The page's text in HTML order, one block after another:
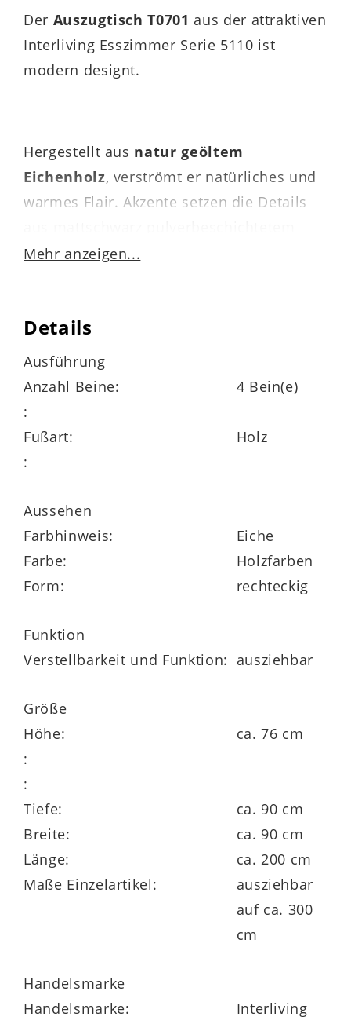
Der Auszugtisch T0701 aus der attraktiven
Interliving Esszimmer Serie 5110 ist
modern designt.
Hergestellt aus natur geöltem
Eichenholz, verströmt er natürliches und
warmes Flair. Akzente setzen die Details
Metall. Auch qualitativ weiß der
und langlebig.
der Funktionstisch von ca. 180 bis 280 cm
ausziehbar. Somit können Sie ihn bei
Bedarf im Handumdrehen verlängern –
etwa wenn Sie Gäste zum gemeinsamen
sich die Maße des Esstisches auf ca. 200 –
300 x 76 x 90 cm (BxHxT).
ein umfangreiches Esszimmerprogramm,
das den Tisch mit und ohne
auch aus Massivholz umfasst. Was das
passende Stühle erhältlich.
Mehr anzeigen...
Details
Ausführung
Anzahl Beine:
4 Bein(e)
:
Fußart:
Holz
:
Aussehen
Farbhinweis:
Eiche
Farbe:
Holzfarben
Form:
rechteckig
Funktion
Verstellbarkeit und Funktion: ausziehbar
Größe
Höhe:
ca. 76 cm
:
:
Tiefe:
ca. 90 cm
Breite:
ca. 90 cm
Länge:
ca. 200 cm
Maße Einzelartikel:
ausziehbar
auf ca. 300
cm
Handelsmarke
Handelsmarke:
Interliving